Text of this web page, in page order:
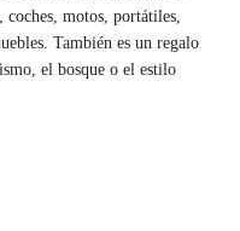
motos, portátiles,
También es un regalo
el bosque o el estilo